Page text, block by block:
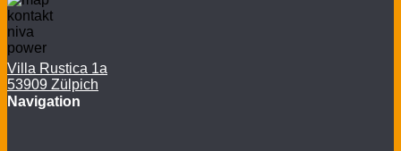
Villa Rustica 1a
53909 Zülpich
Navigation